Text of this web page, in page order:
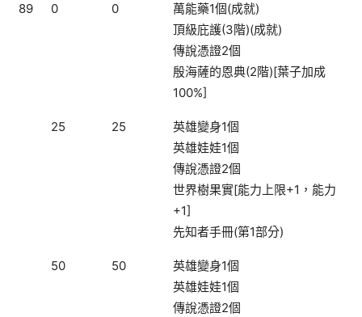
89 0 0
萬能藥1個(成就)
頂級庇護(3階)(成就)
傳說憑證2個
殷海薩的恩典(2階)[葉子加成
100%]
25 25
英雄變身1個
英雄娃娃1個
傳說憑證2個
世界樹果實[能力上限+1，能力
+1]
先知者手冊(第1部分)
50 50
英雄變身1個
英雄娃娃1個
傳說憑證2個